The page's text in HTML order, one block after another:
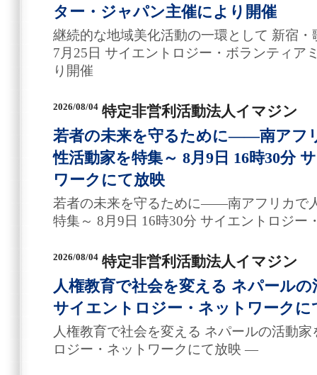
ター・ジャパン主催により開催
継続的な地域美化活動の一環として 新宿
7月25日 サイエントロジー・ボランティア
り開催
2026/08/04 特定非営利活動法人イマジン
若者の未来を守るために――南アフ
性活動家を特集～ 8月9日 16時30分
ワークにて放映
若者の未来を守るために――南アフリカで
特集～ 8月9日 16時30分 サイエントロジー
2026/08/04 特定非営利活動法人イマジン
人権教育で社会を変える ネパール
サイエントロジー・ネットワーク
人権教育で社会を変える ネパールの活動
ロジー・ネットワークにて放映 ―